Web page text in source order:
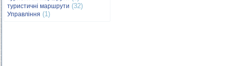
туристичні маршрути (32)
Управління (1)